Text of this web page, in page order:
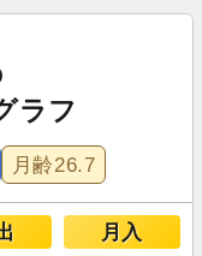
ラフ
月齢26.7
月入